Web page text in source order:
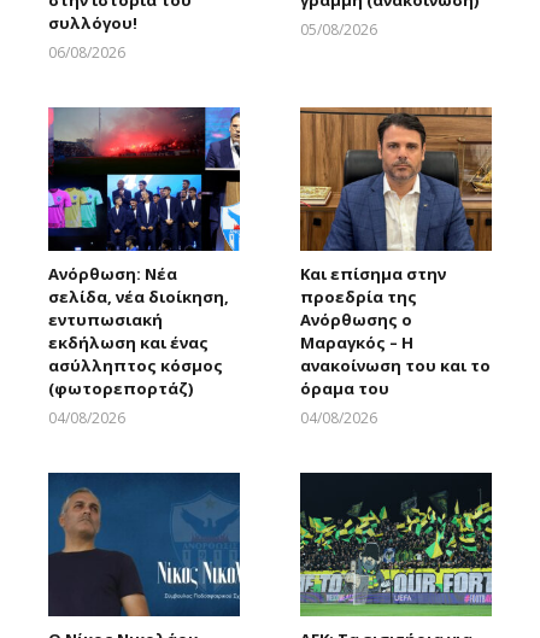
συλλόγου!
06/08/2026
05/08/2026
Ανόρθωση: Νέα
σελίδα, νέα διοίκηση,
εντυπωσιακή
εκδήλωση και ένας
ασύλληπτος κόσμος
(φωτορεπορτάζ)
04/08/2026
Και επίσημα στην
προεδρία της
Ανόρθωσης ο
Μαραγκός – Η
ανακοίνωση του και το
όραμα του
04/08/2026